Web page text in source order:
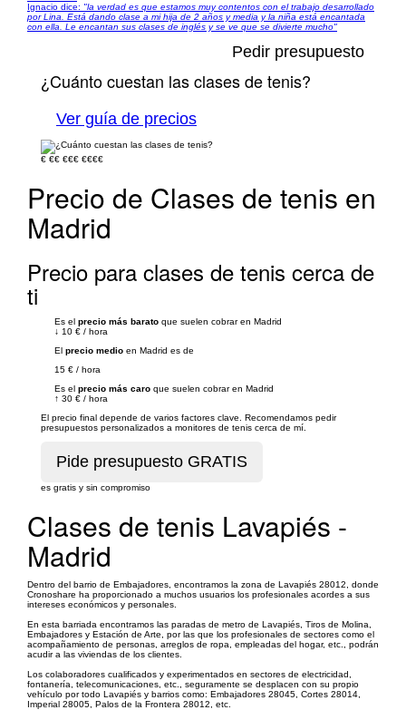
Ignacio dice: "la verdad es que estamos muy contentos con el trabajo desarrollado
por Lina. Está dando clase a mi hija de 2 años y media y la niña está encantada
con ella. Le encantan sus clases de inglés y se ve que se divierte mucho"
Pedir presupuesto
¿Cuánto cuestan las clases de tenis?
Ver guía de precios
€ €€ €€€ €€€€
Precio de Clases de tenis en
Madrid
Precio para clases de tenis cerca de
ti
Es el precio más barato que suelen cobrar en Madrid
↓ 10 € / hora
El precio medio en Madrid es de
15 € / hora
Es el precio más caro que suelen cobrar en Madrid
↑ 30 € / hora
El precio final depende de varios factores clave. Recomendamos pedir
presupuestos personalizados a monitores de tenis cerca de mí.
es gratis y sin compromiso
Clases de tenis Lavapiés -
Madrid
Dentro del barrio de Embajadores, encontramos la zona de Lavapiés 28012, donde
Cronoshare ha proporcionado a muchos usuarios los profesionales acordes a sus
intereses económicos y personales.
En esta barriada encontramos las paradas de metro de Lavapiés, Tiros de Molina,
Embajadores y Estación de Arte, por las que los profesionales de sectores como el
acompañamiento de personas, arreglos de ropa, empleadas del hogar, etc., podrán
acudir a las viviendas de los clientes.
Los colaboradores cualificados y experimentados en sectores de electricidad,
fontanería, telecomunicaciones, etc., seguramente se desplacen con su propio
vehículo por todo Lavapiés y barrios como: Embajadores 28045, Cortes 28014,
Imperial 28005, Palos de la Frontera 28012, etc.